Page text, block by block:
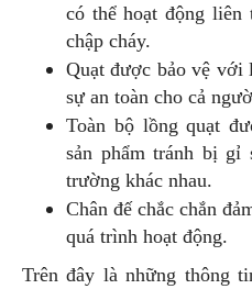
có thể hoạt động liên
chập cháy.
Quạt được bảo vệ với
sự an toàn cho cả
Toàn bộ lồng quạt
sản phẩm tránh bị gỉ
trường khác nhau.
Chân đế chắc chắn
quá trình hoạt động.
Trên đây là những thông